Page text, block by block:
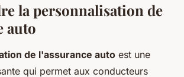
la personnalisation de
auto
de l'assurance auto est une
qui permet aux conducteurs